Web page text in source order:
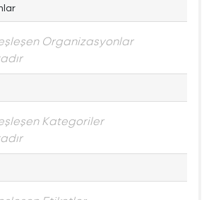
Organizasyonlar
Kategoriler